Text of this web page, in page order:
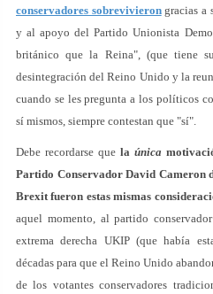
conservadores sobrevivierongracias a
y al apoyo del Partido Unionista
británico que la Reina", (que tiene
desintegración del Reino Unido y la
cuando se les pregunta a los políticos
sí mismos, siempre contestan que "sí".
Debe recordarse que la única
Partido Conservador David
Brexit fueron estas mismas
aquel momento, al partido
extrema derecha UKIP (que había
décadas para que el Reino Unido
de los votantes conservadores